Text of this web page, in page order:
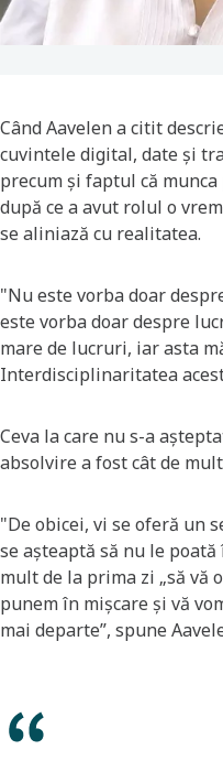
Când Aavelen a citit
cuvintele digital, date și
precum și faptul că
după ce a avut rolul o
se aliniază cu realitatea.
"Nu este vorba doar
este vorba doar despre
mare de lucruri, iar asta
Interdisciplinaritatea
Ceva la care nu s-a
absolvire a fost cât de
"De obicei, vi se oferă un
se așteaptă să nu le
mult de la prima zi „să vă
punem în mișcare și vă
mai departe”, spune